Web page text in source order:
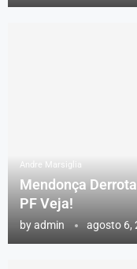
Andre Marsiglia
Mendonça
PF Veja!
byadmin agosto 6,